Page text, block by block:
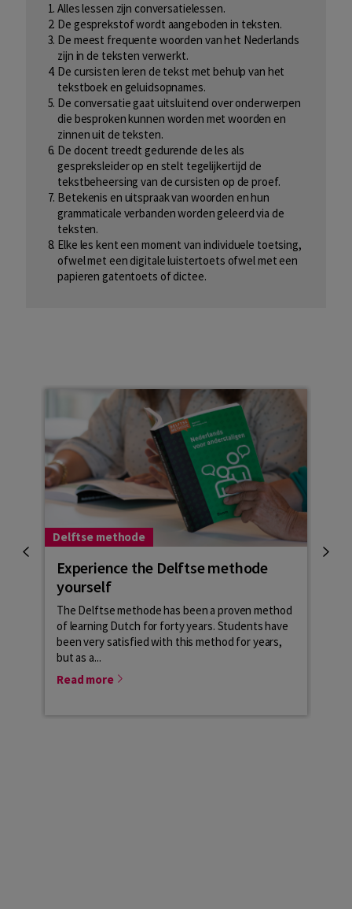
Alles lessen zijn conversatielessen.
De gesprekstof wordt aangeboden in teksten.
De meest frequente woorden van het Nederlands
zijn in de teksten verwerkt.
De cursisten leren de tekst met behulp van het
tekstboek en geluidsopnames.
De conversatie gaat uitsluitend over onderwerpen
die besproken kunnen worden met woorden en
zinnen uit de teksten.
De docent treedt gedurende de les als
gespreksleider op en stelt tegelijkertijd de
tekstbeheersing van de cursisten op de proef.
Betekenis en uitspraak van woorden en hun
grammaticale verbanden worden geleerd via de
teksten.
Elke les kent een moment van individuele toetsing,
ofwel met een digitale luistertoets ofwel met een
papieren gatentoets of dictee.
Delftse methode
Experience the Delftse methode
yourself
The Delftse methode has been a proven method
of learning Dutch for forty years. Students have
been very satisfied with this method for years,
but as a...
Read more